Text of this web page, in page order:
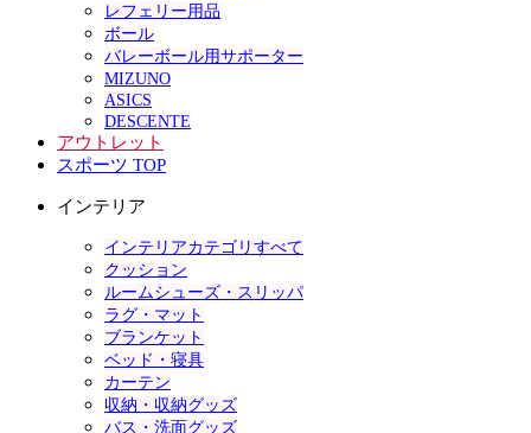
レフェリー用品
ボール
バレーボール用サポーター
MIZUNO
ASICS
DESCENTE
アウトレット
スポーツ TOP
インテリア
インテリアカテゴリすべて
クッション
ルームシューズ・スリッパ
ラグ・マット
ブランケット
ベッド・寝具
カーテン
収納・収納グッズ
バス・洗面グッズ